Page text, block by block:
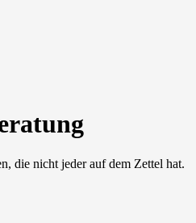
die nicht jeder auf dem Zettel hat.